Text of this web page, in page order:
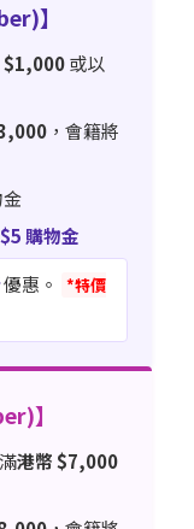
】
$1,000或以
，會籍將
購物金
優惠。
*特價
】
港幣 $7,000